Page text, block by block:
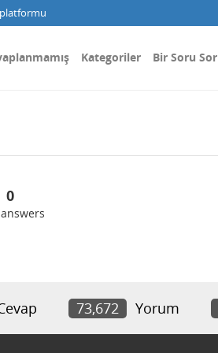
Kategoriler Bir Soru Sor
0
73,672 Yorum